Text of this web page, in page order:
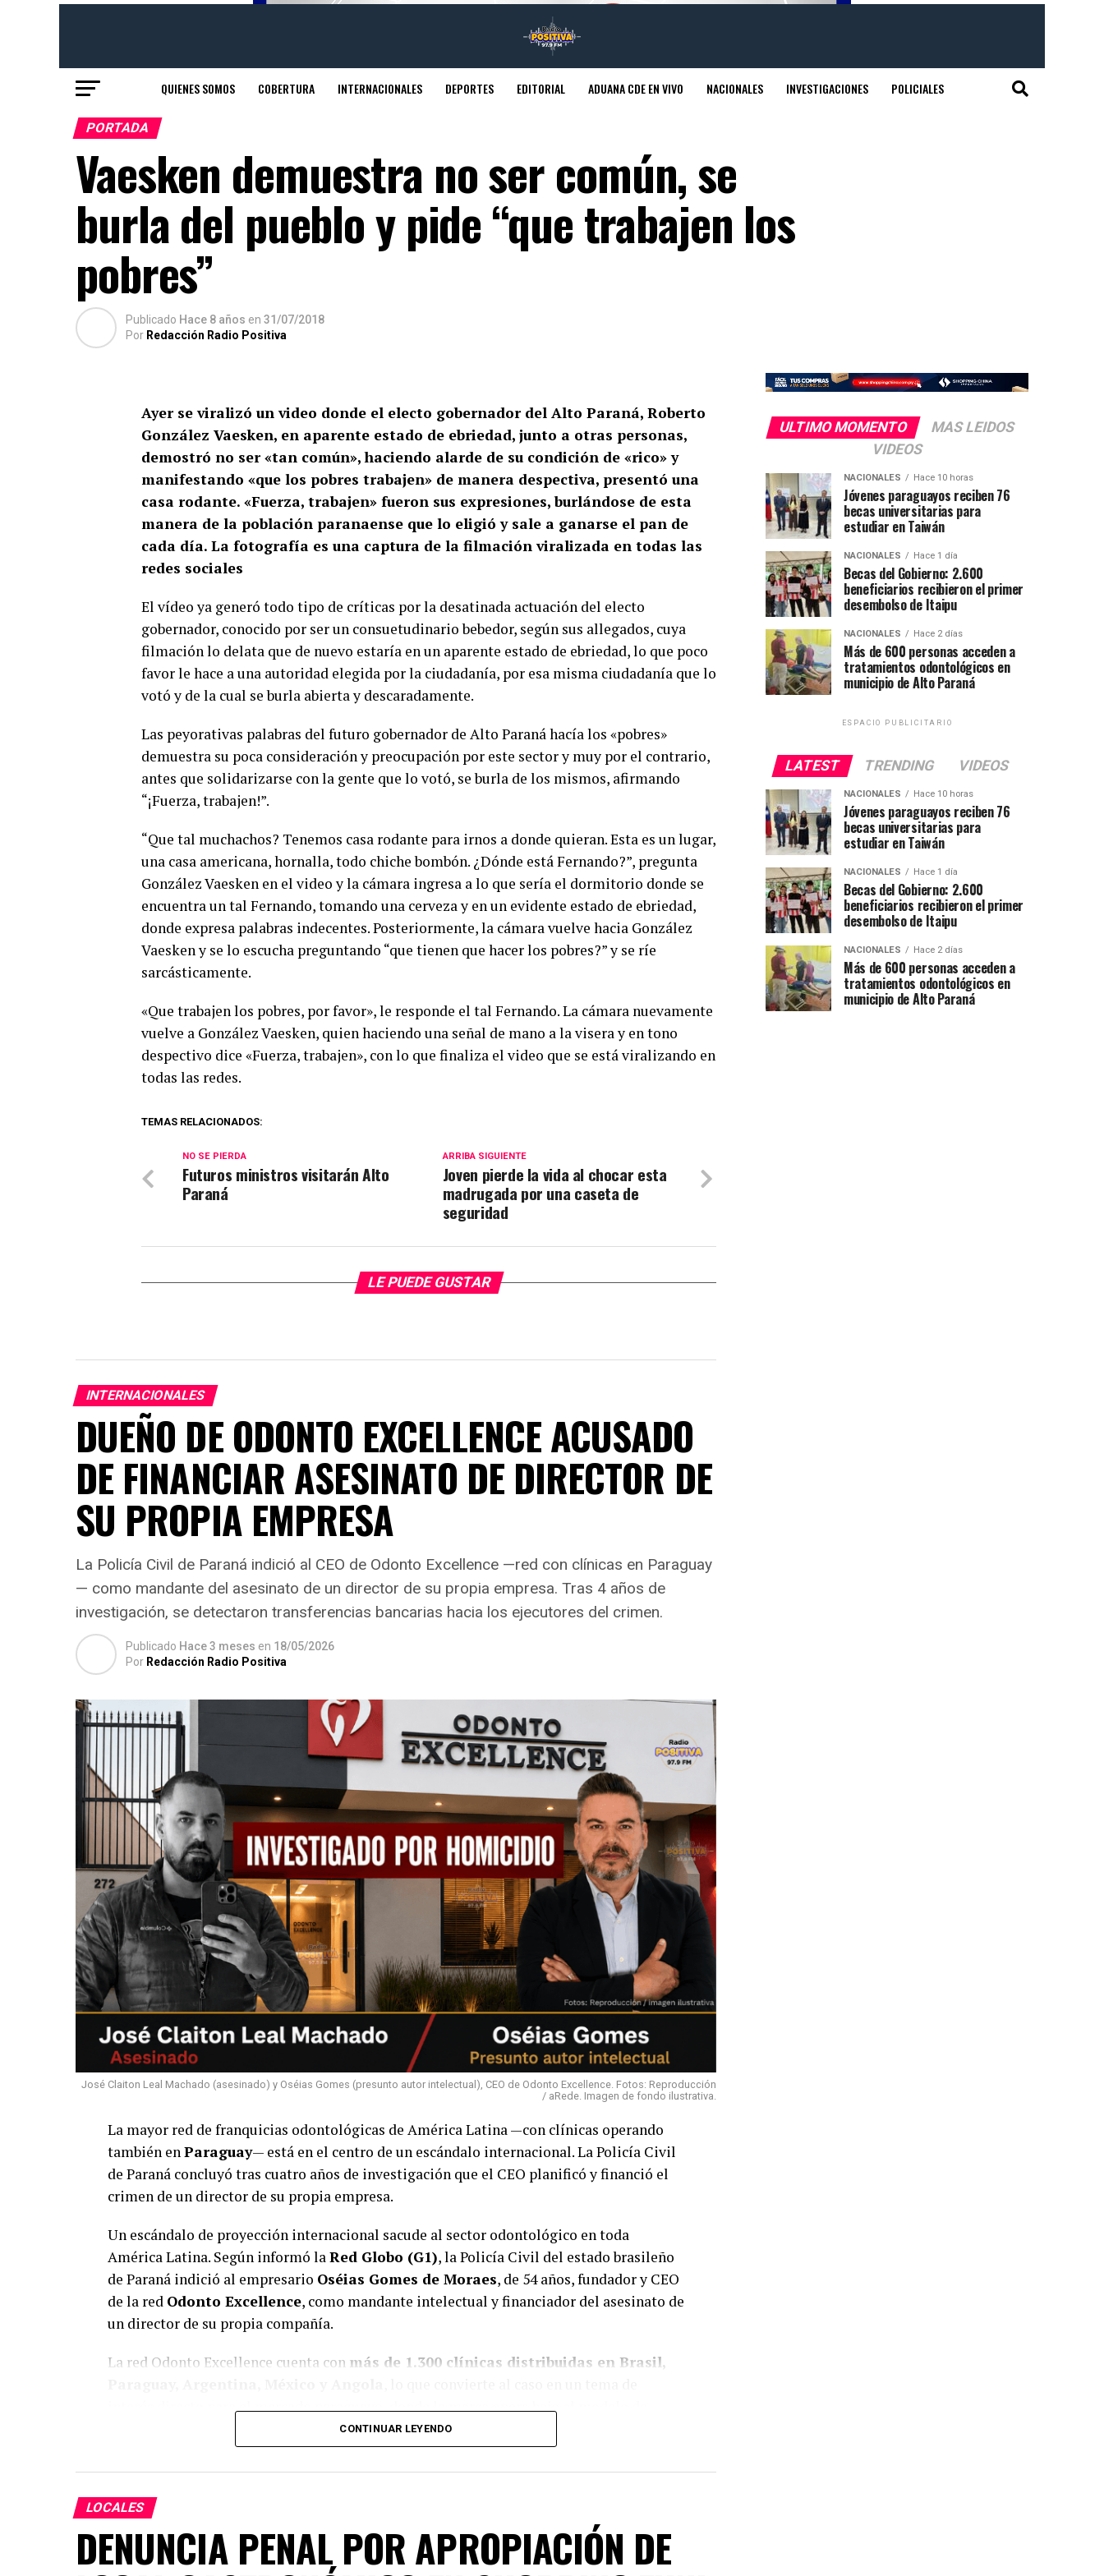
QUIENES SOMOS COBERTURA INTERNACIONALES DEPORTES EDITORIAL ADUANA CDE EN VIVO NACIONALES INVESTIGACIONES POLICIALES
PORTADA
Vaesken demuestra no ser común, se
burla del pueblo y pide “que trabajen los
pobres”
Publicado Hace 8 años en 31/07/2018
Por Redacción Radio Positiva
Ayer se viralizó un video donde el electo gobernador del Alto Paraná, Roberto
González Vaesken, en aparente estado de ebriedad, junto a otras personas,
demostró no ser «tan común», haciendo alarde de su condición de «rico» y
manifestando «que los pobres trabajen» de manera despectiva, presentó una
casa rodante. «Fuerza, trabajen» fueron sus expresiones, burlándose de esta
manera de la población paranaense que lo eligió y sale a ganarse el pan de
cada día. La fotografía es una captura de la filmación viralizada en todas las
redes sociales
El vídeo ya generó todo tipo de críticas por la desatinada actuación del electo
gobernador, conocido por ser un consuetudinario bebedor, según sus allegados, cuya
filmación lo delata que de nuevo estaría en un aparente estado de ebriedad, lo que poco
favor le hace a una autoridad elegida por la ciudadanía, por esa misma ciudadanía que lo
votó y de la cual se burla abierta y descaradamente.
Las peyorativas palabras del futuro gobernador de Alto Paraná hacía los «pobres»
demuestra su poca consideración y preocupación por este sector y muy por el contrario,
antes que solidarizarse con la gente que lo votó, se burla de los mismos, afirmando
“¡Fuerza, trabajen!”.
“Que tal muchachos? Tenemos casa rodante para irnos a donde quieran. Esta es un lugar,
una casa americana, hornalla, todo chiche bombón. ¿Dónde está Fernando?”, pregunta
González Vaesken en el video y la cámara ingresa a lo que sería el dormitorio donde se
encuentra un tal Fernando, tomando una cerveza y en un evidente estado de ebriedad,
donde expresa palabras indecentes. Posteriormente, la cámara vuelve hacia González
Vaesken y se lo escucha preguntando “que tienen que hacer los pobres?” y se ríe
sarcásticamente.
«Que trabajen los pobres, por favor», le responde el tal Fernando. La cámara nuevamente
vuelve a González Vaesken, quien haciendo una señal de mano a la visera y en tono
despectivo dice «Fuerza, trabajen», con lo que finaliza el video que se está viralizando en
todas las redes.
TEMAS RELACIONADOS:
ARRIBA SIGUIENTE
Joven pierde la vida al chocar esta
madrugada por una caseta de
seguridad
NO SE PIERDA
Futuros ministros visitarán Alto
Paraná
LE PUEDE GUSTAR
INTERNACIONALES
DUEÑO DE ODONTO EXCELLENCE ACUSADO
DE FINANCIAR ASESINATO DE DIRECTOR DE
SU PROPIA EMPRESA
La Policía Civil de Paraná indició al CEO de Odonto Excellence —red con clínicas en Paraguay
— como mandante del asesinato de un director de su propia empresa. Tras 4 años de
investigación, se detectaron transferencias bancarias hacia los ejecutores del crimen.
Publicado Hace 3 meses en 18/05/2026
Por Redacción Radio Positiva
José Claiton Leal Machado (asesinado) y Oséias Gomes (presunto autor intelectual), CEO de Odonto Excellence. Fotos: Reproducción
/ aRede. Imagen de fondo ilustrativa.
La mayor red de franquicias odontológicas de América Latina —con clínicas operando
también en Paraguay— está en el centro de un escándalo internacional. La Policía Civil
de Paraná concluyó tras cuatro años de investigación que el CEO planificó y financió el
crimen de un director de su propia empresa.
Un escándalo de proyección internacional sacude al sector odontológico en toda
América Latina. Según informó la Red Globo (G1), la Policía Civil del estado brasileño
de Paraná indició al empresario Oséias Gomes de Moraes, de 54 años, fundador y CEO
de la red Odonto Excellence, como mandante intelectual y financiador del asesinato de
un director de su propia compañía.
La red Odonto Excellence cuenta con más de 1.300 clínicas distribuidas en Brasil,
El crimen
La víctima fue
frente a su casa en Ponta Grossa. El director
estacionaba su vehículo en la garaje, acompañado de su hija de apenas 3 años, cuando
dos hombres en motocicleta lo abordaron. Pese a estar armado e intentar reaccionar, fue
CONTINUAR LEYENDO
LOCALES
DENUNCIA PENAL POR APROPIACIÓN DE
ULTIMO MOMENTO
MAS LEIDOS
VIDEOS
NACIONALES Hace 10 horas
Jóvenes paraguayos reciben 76
becas universitarias para
estudiar en Taiwán
NACIONALES Hace 1 día
Becas del Gobierno: 2.600
beneficiarios recibieron el primer
desembolso de Itaipu
NACIONALES Hace 2 días
Más de 600 personas acceden a
tratamientos odontológicos en
municipio de Alto Paraná
ESPACIO PUBLICITARIO
LATEST TRENDING VIDEOS
NACIONALES Hace 10 horas
Jóvenes paraguayos reciben 76
becas universitarias para
estudiar en Taiwán
NACIONALES Hace 1 día
Becas del Gobierno: 2.600
beneficiarios recibieron el primer
desembolso de Itaipu
NACIONALES Hace 2 días
Más de 600 personas acceden a
tratamientos odontológicos en
municipio de Alto Paraná